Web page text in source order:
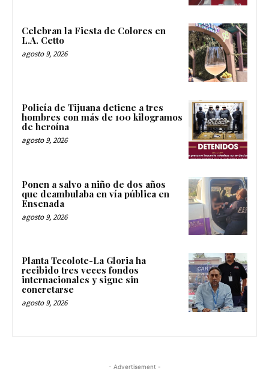
Celebran la Fiesta de Colores en
L.A. Cetto
agosto 9, 2026
Policía de Tijuana detiene a tres
hombres con más de 100 kilogramos
de heroína
agosto 9, 2026
Ponen a salvo a niño de dos años
que deambulaba en vía pública en
Ensenada
agosto 9, 2026
Planta Tecolote-La Gloria ha
recibido tres veces fondos
internacionales y sigue sin
concretarse
agosto 9, 2026
- Advertisement -